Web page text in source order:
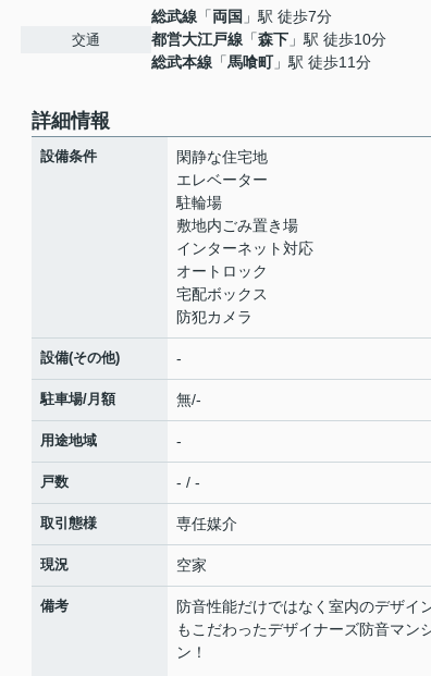
交通
総武線 「両国 」駅 徒歩7分
都営大江戸線 「森下 」駅 徒歩10分
総武本線 「馬喰町」駅 徒歩11分
詳細情報
設備条件
閑静な住宅地
エレベーター
駐輪場
敷地内ごみ置き場
インターネット対応
オートロック
宅配ボックス
防犯カメラ
設備(その他) -
駐車場/月額 無/-
用途地域 -
戸数 - / -
取引態様 専任媒介
現況 空家
備考
防音性能だけではなく室内のデザイ
もこだわったデザイナーズ防音マン
ン！